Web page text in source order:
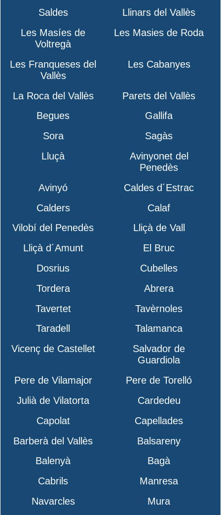
Saldes
Llinars del Vallès
Les Masíes de
Voltregà
Les Masies de Roda
Les Franqueses del
Vallès
Les Cabanyes
La Roca del Vallès
Parets del Vallès
Begues
Gallifa
Sora
Sagàs
Lluçà
Avinyonet del
Penedès
Avinyó
Caldes d´Estrac
Calders
Calaf
Vilobí del Penedès
Lliçà de Vall
Lliçà d´Amunt
El Bruc
Dosrius
Cubelles
Tordera
Abrera
Tavertet
Tavèrnoles
Taradell
Talamanca
Vicenç de Castellet
Salvador de
Guardiola
Pere de Vilamajor
Pere de Torelló
Julià de Vilatorta
Cardedeu
Capolat
Capellades
Barberà del Vallès
Balsareny
Balenyà
Bagà
Cabrils
Manresa
Navarcles
Mura